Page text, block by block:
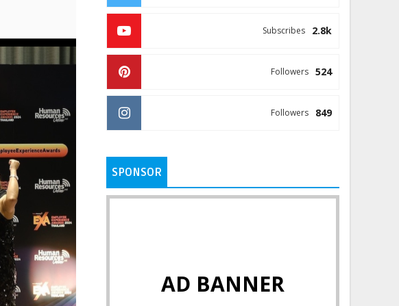
2.8k
Subscribes
524
Followers
849
Followers
SPONSOR
AD BANNER